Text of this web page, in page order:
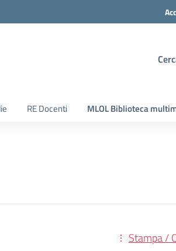
RE Docenti MLOL Biblioteca
Stampa /